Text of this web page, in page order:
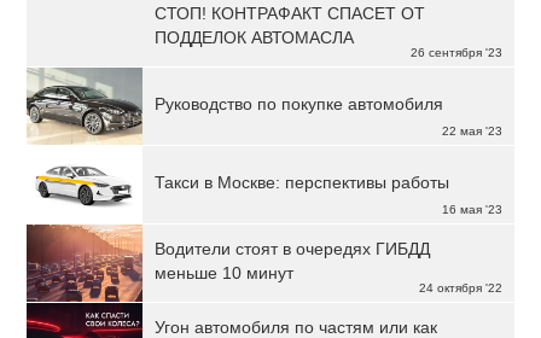
26 сентября '23
СТОП! КОНТРАФАКТ СПАСЕТ ОТ
ПОДДЕЛОК АВТОМАСЛА
22 мая '23
Руководство по покупке автомобиля
16 мая '23
Такси в Москве: перспективы работы
24 октября '22
Водители стоят в очередях ГИБДД
меньше 10 минут
Угон автомобиля по частям или как